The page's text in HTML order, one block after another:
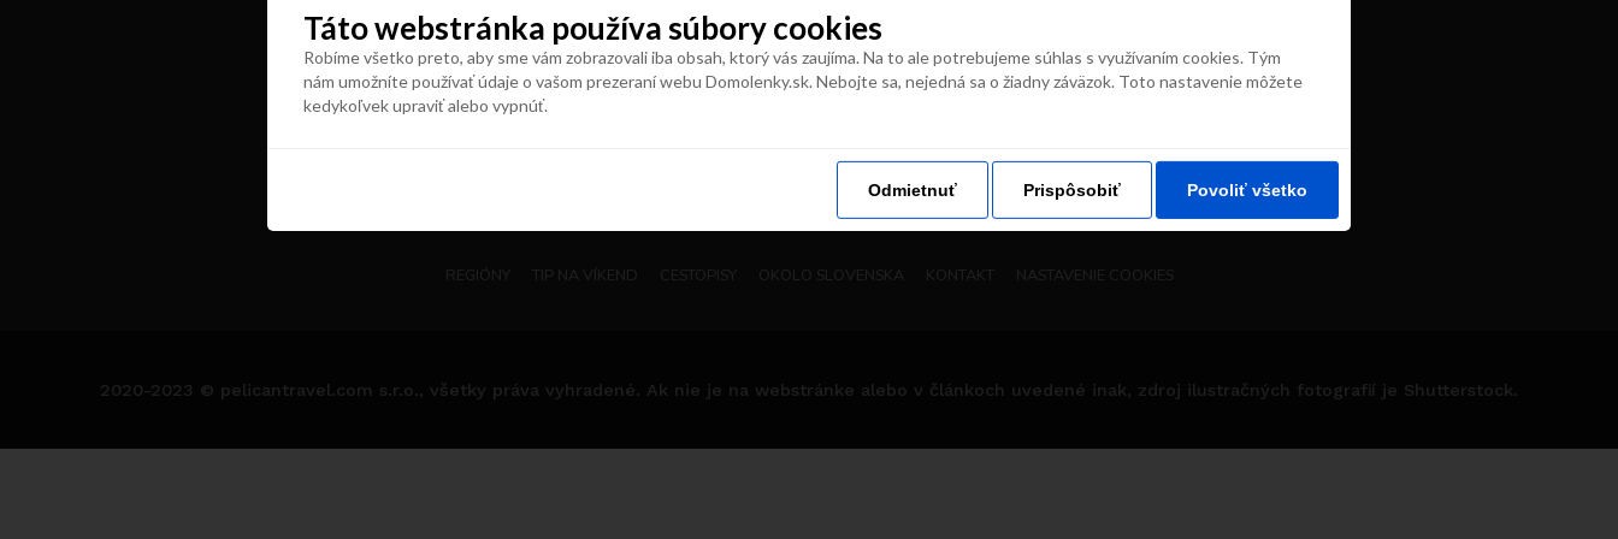
naše vaše#domolenky
2020-2023 © pelicantravel.com s.r.o., všetky práva vyhradené. Ak nie je na webstránke alebo v článkoch uvedené inak, zdroj ilustračných fotografií je Shutterstock.
Táto webstránka používa súbory cookies
Robíme všetko preto, aby sme vám zobrazovali iba obsah, ktorý vás zaujíma. Na to ale potrebujeme súhlas s využívaním cookies. Tým
nám umožníte používať údaje o vašom prezeraní webu Domolenky.sk. Nebojte sa, nejedná sa o žiadny záväzok. Toto nastavenie môžete
kedykoľvek upraviť alebo vypnúť.
Odmietnuť Prispôsobiť Povoliť všetko